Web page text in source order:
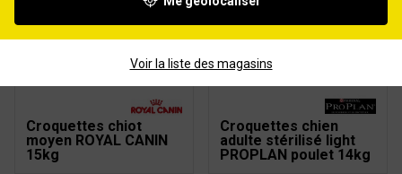
Croquettes chiot
moyen ROYAL CANIN
15kg
Croquettes chien
adulte stérilisé light
PROPLAN poulet 14kg
Voir la liste des magasins